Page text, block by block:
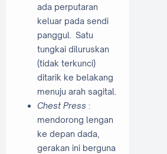
ada perputaran
keluar pada sendi
panggul. Satu
tungkai diluruskan
(tidak terkunci)
ditarik ke belakang
menuju arah sagital.
Chest Press :
mendorong lengan
ke depan dada,
gerakan ini berguna